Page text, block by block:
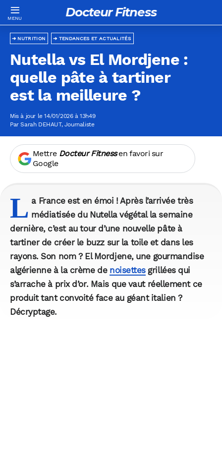
Docteur Fitness
TENDANCES ET ACTUALITÉS
NUTRITION
Nutella vs El Mordjene :
quelle pâte à tartiner
est la meilleure ?
Mis à jour le 14/01/2026 à 13h49
ParSarah DEHAUT, Journaliste
Mettre Docteur Fitnessen favori sur
Google
L a France est en émoi ! Après l’arrivée très
médiatisée du Nutella végétal la semaine
dernière, c’est au tour d’une nouvelle pâte à
tartiner de créer le buzz sur la toile et dans les
rayons. Son nom ? El Mordjene, une gourmandise
algérienne à la crème de noisettesgrillées qui
s’arrache à prix d’or. Mais que vaut réellement ce
produit tant convoité face au géant italien ?
Décryptage.